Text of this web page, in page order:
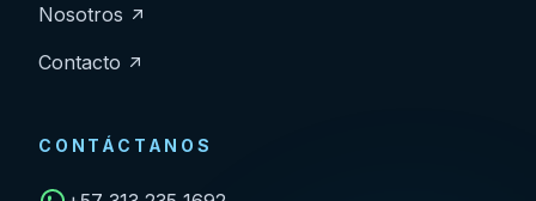
Nosotros
Contacto
CONTÁCTANOS